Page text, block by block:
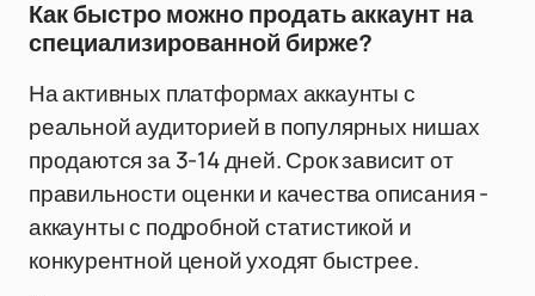
Как быстро можно продать аккаунт на
специализированной бирже?
На активных платформах аккаунты с
реальной аудиторией в популярных нишах
продаются за 3-14 дней. Срок зависит от
правильности оценки и качества описания -
аккаунты с подробной статистикой и
конкурентной ценой уходят быстрее.